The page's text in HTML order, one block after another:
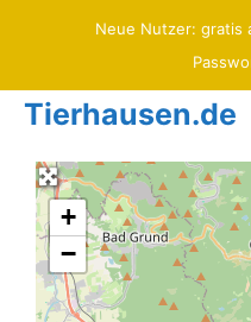
Neue Nutzer: gratis
Tierhausen.de
+
−